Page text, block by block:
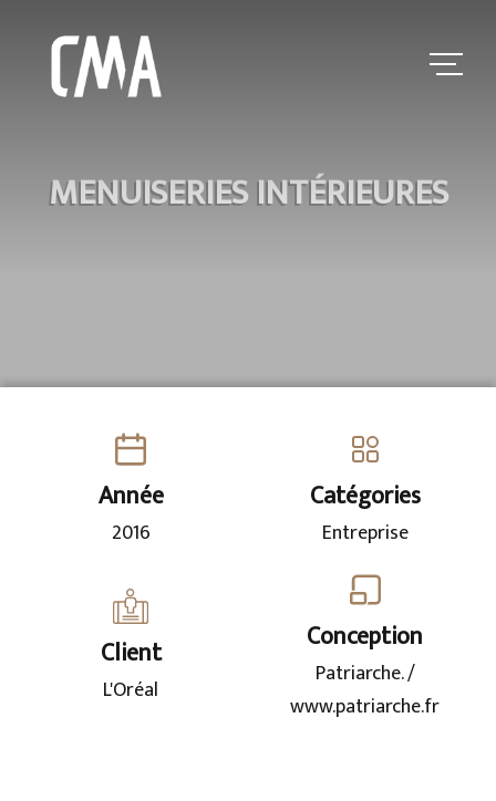
MENUISERIES INTÉRIEURES
Année
2016
Catégories
Entreprise
Client
L'Oréal
Conception
Patriarche. /
www.patriarche.fr